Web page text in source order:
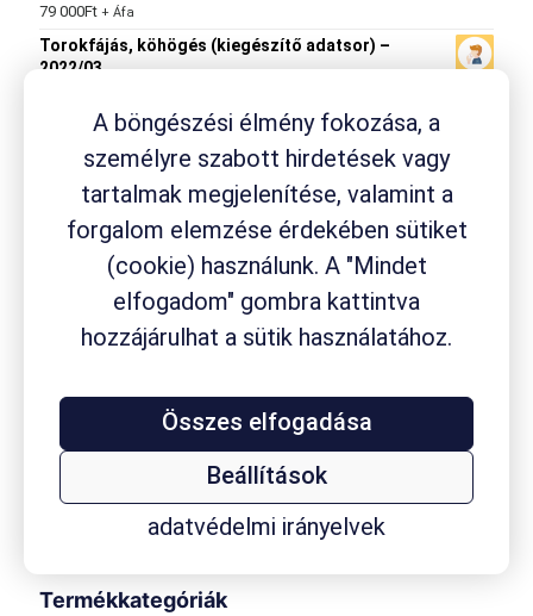
A böngészési élmény fokozása, a
személyre szabott hirdetések vagy
tartalmak megjelenítése, valamint a
forgalom elemzése érdekében sütiket
(cookie) használunk. A "Mindet
elfogadom" gombra kattintva
hozzájárulhat a sütik használatához.
Összes elfogadása
Beállítások
adatvédelmi irányelvek
79 000Ft + Áfa
Torokfájás, köhögés (kiegészítő adatsor) –
2022/03
Termék címkék
Aleve Ambrobene Aspirin Canesten drogéria fejfájás Flexagil
fogyási módszer fájdalom fájdalomcsillapító gyógynövény
gyógyszer gyógyszerfogyasztás
gyógyszerkészítmény
gyógyszertár
homeopátiás szer influenza internethasználat Kalmopyrin
kávéfogyasztás köhögés körömgomba laktóz
Mucofree Mucopront Müller nátha online játék orrdugulás Paxirasol Rhinathiol
TESCO vitaminvásárlás
kapható szer Wick
Termékkategóriák